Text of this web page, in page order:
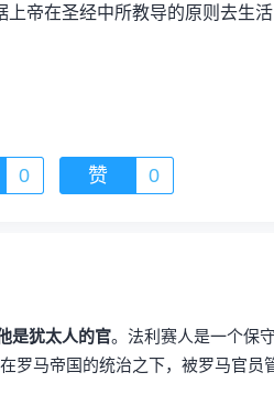
帝在圣经中所教导的原则去生
0 赞 0
是犹太人的官。法利赛人是一个保
罗马帝国的统治之下，被罗马官员